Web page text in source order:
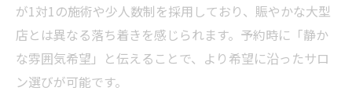
個人サロンが提供する丁寧な接客と心地よ
さの違い
リラックスしたい方におすすめのサロン選
びのコツ
が1対1の施術や少人数制を採用しており、賑やかな大型
店とは異なる落ち着きを感じられます。予約時に「静か
な雰囲気希望」と伝えることで、より希望に沿ったサロ
ン選びが可能です。